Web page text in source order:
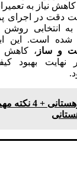
کاهش نیاز به
دقت در اجرای
به انتخابی
شده است. این
و ساز ، کاهش
نهایت بهبود
قیرپاشی جاده